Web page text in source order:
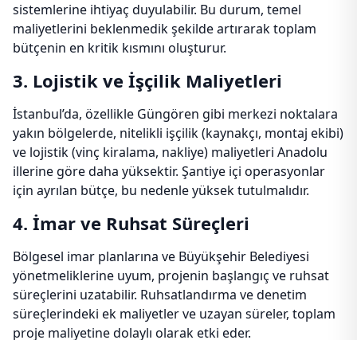
sistemlerine ihtiyaç duyulabilir. Bu durum, temel
maliyetlerini beklenmedik şekilde artırarak toplam
bütçenin en kritik kısmını oluşturur.
3. Lojistik ve İşçilik Maliyetleri
İstanbul’da, özellikle Güngören gibi merkezi noktalara
yakın bölgelerde, nitelikli işçilik (kaynakçı, montaj ekibi)
ve lojistik (vinç kiralama, nakliye) maliyetleri Anadolu
illerine göre daha yüksektir. Şantiye içi operasyonlar
için ayrılan bütçe, bu nedenle yüksek tutulmalıdır.
4. İmar ve Ruhsat Süreçleri
Bölgesel imar planlarına ve Büyükşehir Belediyesi
yönetmeliklerine uyum, projenin başlangıç ve ruhsat
süreçlerini uzatabilir. Ruhsatlandırma ve denetim
süreçlerindeki ek maliyetler ve uzayan süreler, toplam
proje maliyetine dolaylı olarak etki eder.